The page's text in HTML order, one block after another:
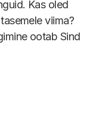
Kas oled
viima?
ootab Sind